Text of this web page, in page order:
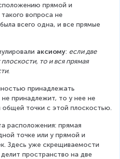
прямой и
вопроса не
всего одна, и все прямые
аксиому: если две
то и вся прямая
.
принадлежать
принадлежит, то у нее не
точки с этой плоскостью.
расположения: прямая
точке или у прямой и
Здесь уже скрещиваемости
пространство на две